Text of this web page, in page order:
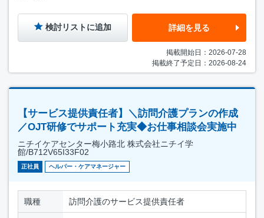
検討リストに追加 詳細を見る
掲載開始日：2026-07-28
掲載終了予定日：2026-08-24
【サービス提供責任者】＼訪問介護プランの作成
／OJT研修でサポート充実◆お仕事相談会実施中
ニチイケアセンター梅小路北 株式会社ニチイ学
館/B712V65I33F02
正社員 ヘルパー・ケアマネージャー
職種 訪問介護のサービス提供責任者